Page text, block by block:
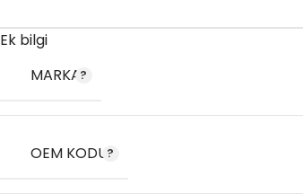
Ek bilgi
MARKA
OEM KODU